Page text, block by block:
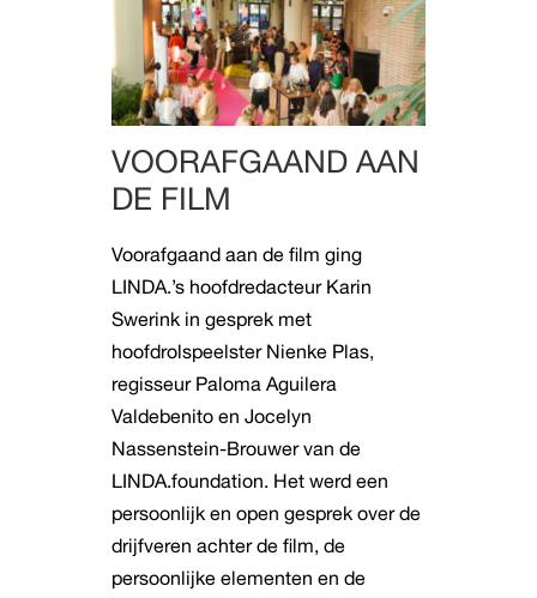
VOORAFGAAND AAN
DE FILM
Voorafgaand aan de film ging
LINDA.’s hoofdredacteur Karin
Swerink in gesprek met
hoofdrolspeelster Nienke Plas,
regisseur Paloma Aguilera
Valdebenito en Jocelyn
Nassenstein-Brouwer van de
LINDA.foundation. Het werd een
persoonlijk en open gesprek over de
drijfveren achter de film, de
persoonlijke elementen en de